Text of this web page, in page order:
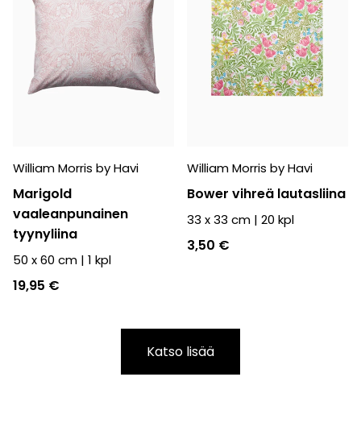
William Morris by Havi
Marigold
vaaleanpunainen
tyynyliina
50 x 60 cm | 1 kpl
19,95 €
William Morris by Havi
Bower vihreä lautasliina
33 x 33 cm | 20 kpl
3,50 €
Katso lisää